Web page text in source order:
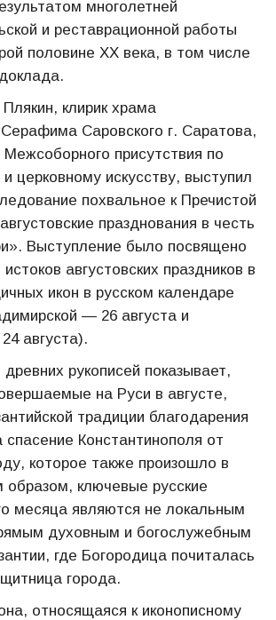
многолетней
и реставрационной работы
половине XX века, в том числе
клирик храма
Саровского г. Саратова,
Межсоборного присутствия по
церковному искусству, выступил
похвальное к Пречистой
празднования в честь
Выступление было посвящено
августовских праздников в
икон в русском календаре
— 26 августа и
августа).
рукописей показывает,
на Руси в августе,
традиции благодарения
спасение Константинополя от
которое также произошло в
образом, ключевые русские
месяца являются не локальным
духовным и богослужебным
где Богородица почиталась
города.
относящаяся к иконописному